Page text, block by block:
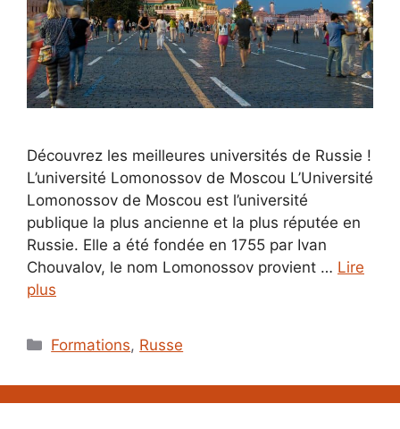
Découvrez les meilleures universités de Russie !
L’université Lomonossov de Moscou L’Université
Lomonossov de Moscou est l’université
publique la plus ancienne et la plus réputée en
Russie. Elle a été fondée en 1755 par Ivan
Chouvalov, le nom Lomonossov provient … Lire
plus
Catégories
Formations, Russe